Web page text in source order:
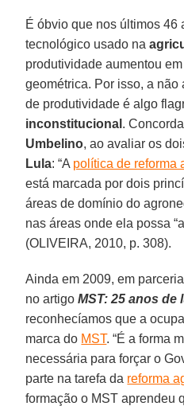
É óbvio que nos últimos 46
tecnológico usado na
produtividade aumentou
geométrica. Por isso, a
de produtividade é algo
inconstitucional .
Umbelino, ao avaliar os
Lula: “A política de reforma
está marcada por dois
áreas de domínio do
nas áreas onde ela possa
(OLIVEIRA, 2010, p. 308).
Ainda em 2009, em
no artigoMST: 25 anos de
reconhecíamos que a
marca do MST. “É a forma
necessária para forçar o
parte na tarefa da reforma
formação o MST aprendeu